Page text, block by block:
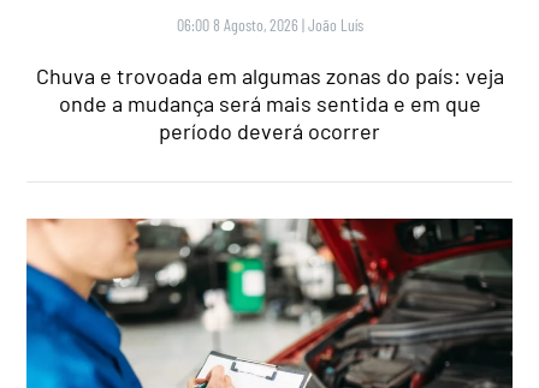
06:00 8 Agosto, 2026 |João Luís
Chuva e trovoada em algumas zonas do país: veja
onde a mudança será mais sentida e em que
período deverá ocorrer